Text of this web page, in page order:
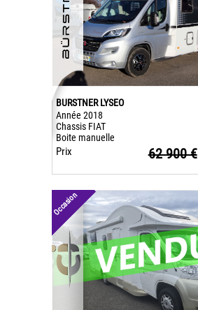
BURSTNER LYSEO
Année 2018
Chassis FIAT
Boite manuelle
Prix 62 900 €
Occasion